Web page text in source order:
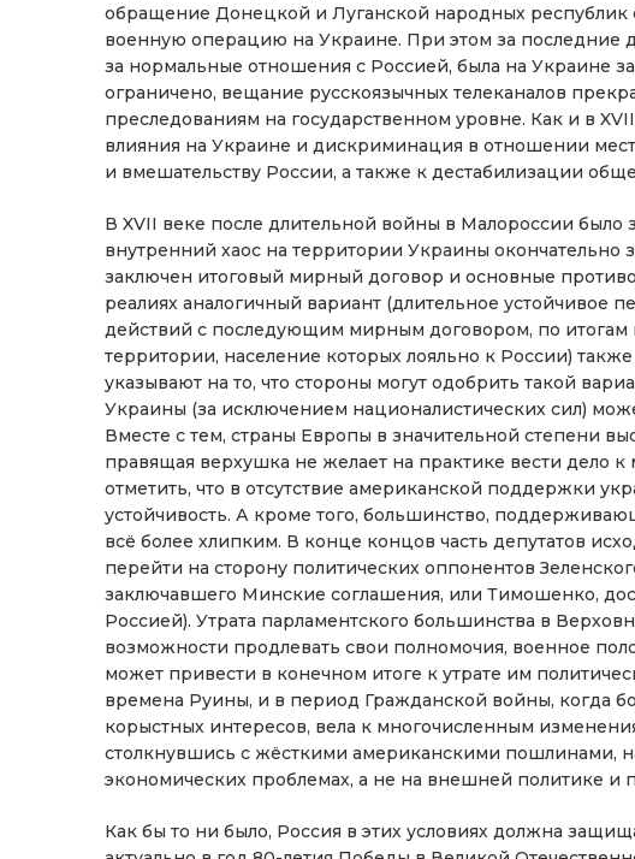
обращение Донецкой и Луганской народных республик
военную операцию на Украине. При этом за последние
за нормальные отношения с Россией, была на Украине
ограничено, вещание русскоязычных телеканалов
преследованиям на государственном уровне. Как и в
влияния на Украине и дискриминация в отношении
и вмешательству России, а также к дестабилизации
В XVII веке после длительной войны в Малороссии было
внутренний хаос на территории Украины окончательно
заключен итоговый мирный договор и основные
реалиях аналогичный вариант (длительное
действий с последующим мирным договором, по итогам
территории, население которых лояльно к России)
указывают на то, что стороны могут одобрить такой
Украины (за исключением националистических сил)
Вместе с тем, страны Европы в значительной степени
правящая верхушка не желает на практике вести дело
отметить, что в отсутствие американской поддержки
устойчивость. А кроме того, большинство,
всё более хлипким. В конце концов часть депутатов
перейти на сторону политических оппонентов
заключавшего Минские соглашения, или Тимошенко,
Россией). Утрата парламентского большинства в
возможности продлевать свои полномочия, военное
может привести в конечном итоге к утрате им
времена Руины, и в период Гражданской войны, когда
корыстных интересов, вела к многочисленным
столкнувшись с жёсткими американскими пошлинами,
экономических проблемах, а не на внешней политике и
Как бы то ни было, Россия в этих условиях должна